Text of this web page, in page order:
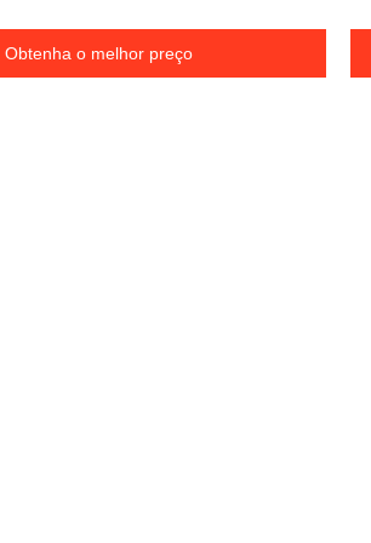
Obtenha o melhor preço